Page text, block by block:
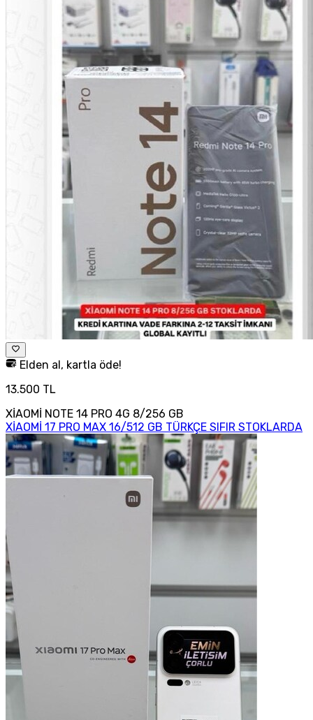
Elden al, kartla öde!
13.500 TL
XİAOMİ NOTE 14 PRO 4G 8/256 GB
XİAOMİ 17 PRO MAX 16/512 GB TÜRKÇE SIFIR STOKLARDA